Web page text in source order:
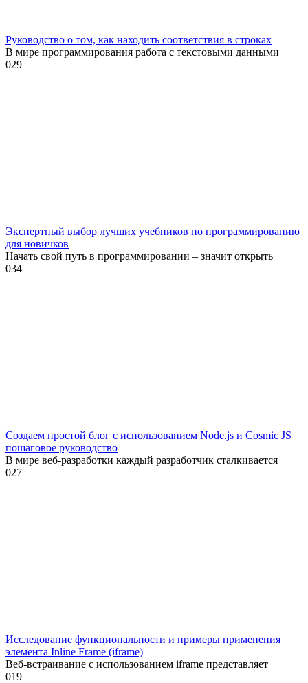
Руководство о том, как находить соответствия в строках
В мире программирования работа с текстовыми данными
029
Экспертный выбор лучших учебников по программированию
для новичков
Начать свой путь в программировании – значит открыть
034
Создаем простой блог с использованием Node.js и Cosmic JS
пошаговое руководство
В мире веб-разработки каждый разработчик сталкивается
027
Исследование функциональности и примеры применения
элемента Inline Frame (iframe)
Веб-встраивание с использованием iframe представляет
019